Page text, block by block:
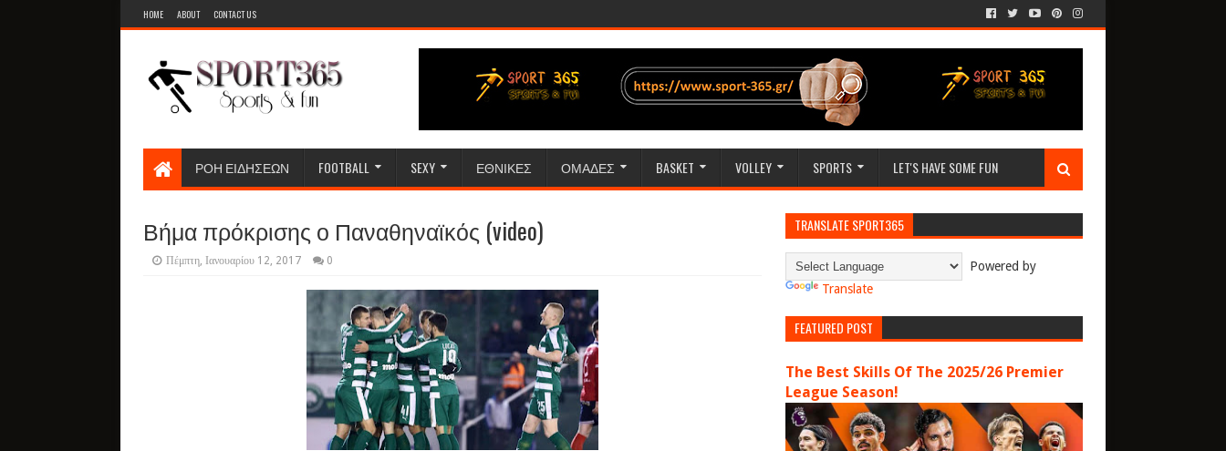
HOME ABOUT CONTACT US
ΡΟΗ ΕΙΔΗΣΕΩΝ FOOTBALL SEXY ΕΘΝΙΚΕΣ ΟΜΑΔΕΣ BASKET VOLLEY SPORTS LET'S HAVE SOME FUN
Βήμα πρόκρισης ο Παναθηναϊκός (video)
Πέμπτη, Ιανουαρίου 12, 2017 0
TRANSLATE SPORT365
Powered by
Translate
FEATURED POST
The Best Skills Of The 2025/26 Premier
League Season!